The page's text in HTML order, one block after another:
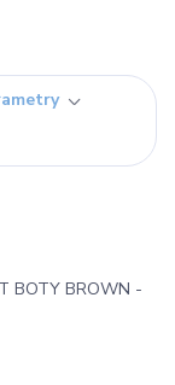
BOTY BROWN -